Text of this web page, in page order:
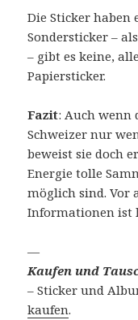
Die Sticker
Sondersticker –
– gibt es keine,
Papiersticker.
Fazit: Auch wenn
Schweizer nur
beweist sie doch
Energie tolle
möglich sind. Vor
Informationen ist
—
Kaufen und
– Sticker und
kaufen.